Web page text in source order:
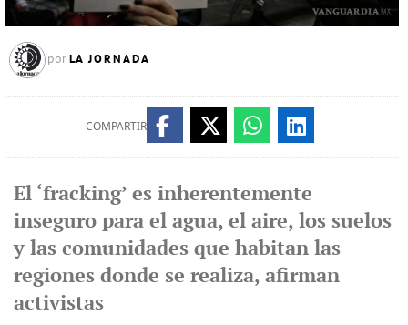
por LA JORNADA
COMPARTIR
El ‘fracking’ es inherentemente
inseguro para el agua, el aire, los suelos
y las comunidades que habitan las
regiones donde se realiza, afirman
activistas